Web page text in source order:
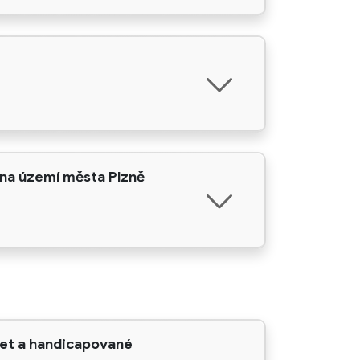
žádosti
území města Plzně
a handicapované